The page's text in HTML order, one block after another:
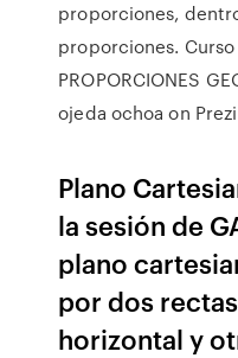
proporciones,
proporciones.
PROPORCIONES
ojeda ochoa on Prezi
Plano
la sesión de
plano
por dos
horizontal y